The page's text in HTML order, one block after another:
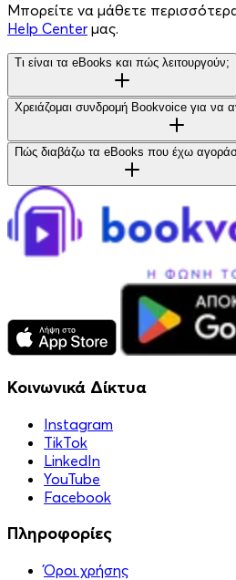
Μπορείτε να μάθετε
Help Center μας.
Τι είναι τα eBooks και πώς λειτουργούν;
Χρειάζομαι συνδρομή Bookvoice για να
Πώς διαβάζω τα eBooks που έχω
Κοινωνικά Δίκτυα
Instagram
TikTok
LinkedIn
YouTube
Facebook
Πληροφορίες
Όροι χρήσης